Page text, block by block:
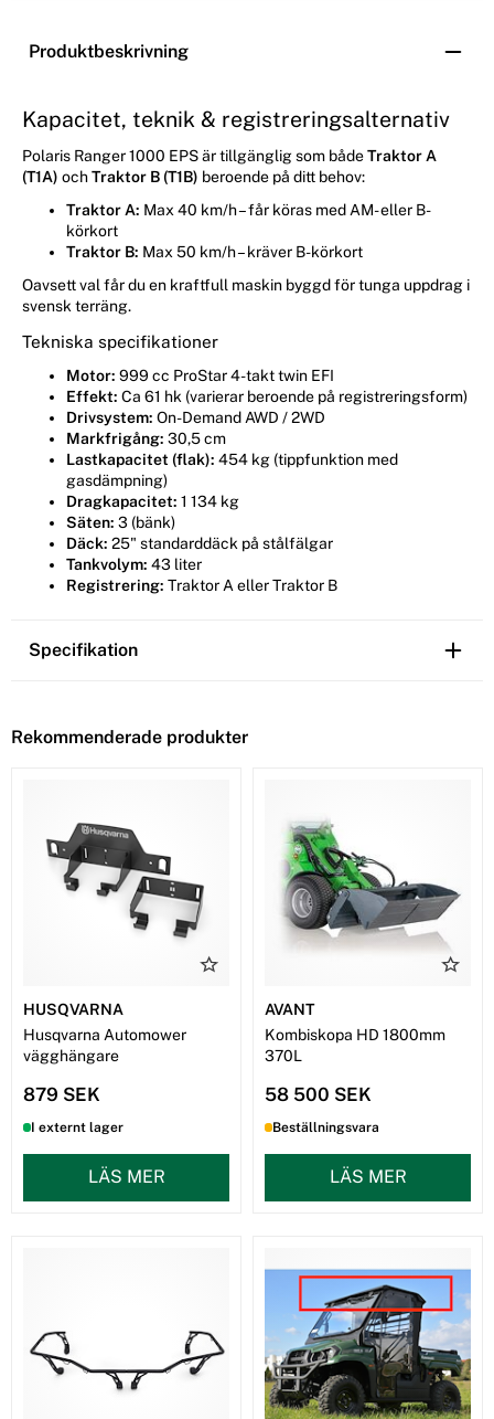
Produktbeskrivning
Kapacitet, teknik & registreringsalternativ
Polaris Ranger 1000 EPS är tillgänglig som bådeTraktor A
(T1A) ochTraktor B (T1B) beroende på ditt behov:
Traktor A: Max 40 km/h – får köras med AM- eller B-
körkort
Traktor B: Max 50 km/h – kräver B-körkort
Oavsett val får du en kraftfull maskin byggd för tunga uppdrag i
svensk terräng.
Tekniska specifikationer
Motor: 999 cc ProStar 4-takt twin EFI
Effekt: Ca 61 hk (varierar beroende på registreringsform)
Drivsystem: On-Demand AWD / 2WD
Markfrigång: 30,5 cm
Lastkapacitet (flak): 454 kg (tippfunktion med
gasdämpning)
Dragkapacitet: 1 134 kg
Säten: 3 (bänk)
Däck: 25" standarddäck på stålfälgar
Tankvolym: 43 liter
Registrering: Traktor A eller Traktor B
Specifikation
Rekommenderade produkter
HUSQVARNA
Husqvarna Automower
vägghängare
879 SEK
I externt lager
LÄS MER
AVANT
Kombiskopa HD 1800mm
370L
58 500 SEK
Beställningsvara
LÄS MER